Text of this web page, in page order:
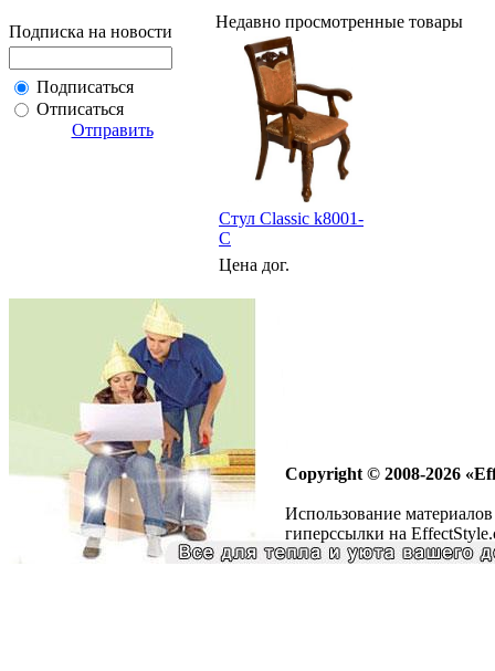
Подписка на новости
Подписаться
Отписаться
Отправить
Недавно просмотренные товары
Стул Classic k8001-
C
Цена дог.
Copyright © 2008-2026
Использование
гиперссылки на